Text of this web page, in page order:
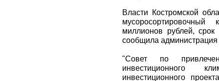
Власти Костромской
миллионов рублей, срок
сообщила администрация
"Совет по
инвестиционного
инвестиционного